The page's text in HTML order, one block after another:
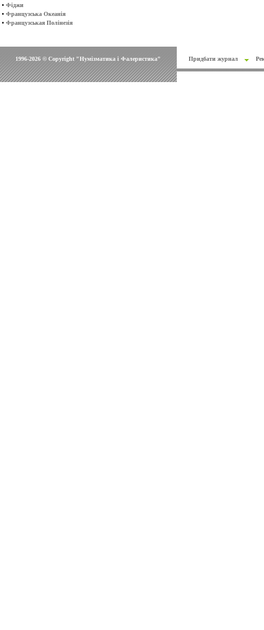
• Фіджи
• Французська Океанія
• Французськая Полінезія
1996-2026 © Copyright "Нумізматика і Фалеристика" Придбати журнал